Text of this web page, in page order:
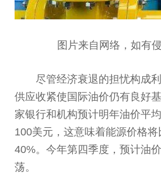
图片来自网络，如有
尽管经济衰退的担忧构成
供应收紧使国际油价仍有良好
家银行和机构预计明年油价平
100美元，这意味着能源价格
40%。今年第四季度，预计油价
荡。